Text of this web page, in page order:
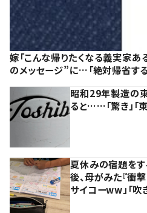
嫁「こんな帰りたくなる義実家あ
のメッセージ”に…「絶対帰省する
昭和29年製造の
ると……「驚き」「
夏休みの宿題を
後、母がみた『衝
サイコーww」「吹